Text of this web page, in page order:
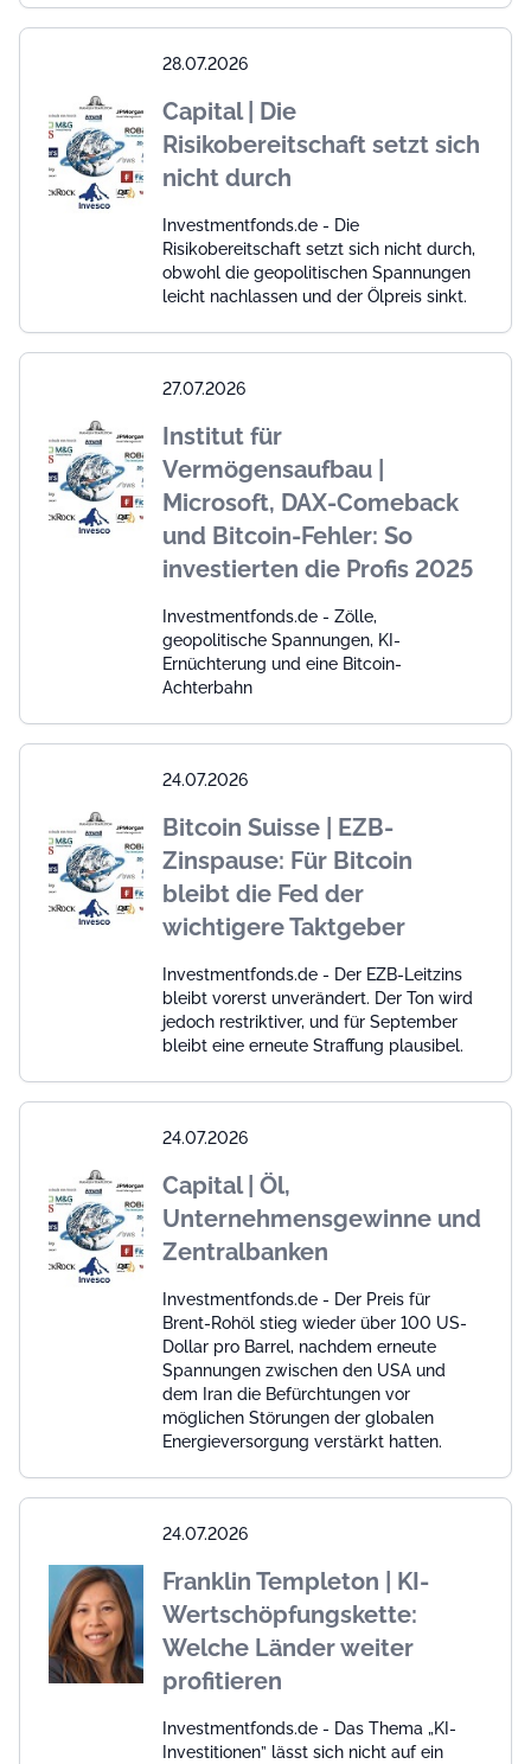
28.07.2026
Capital | Die
Risikobereitschaft setzt sich
nicht durch
Investmentfonds.de - Die
Risikobereitschaft setzt sich nicht durch,
obwohl die geopolitischen Spannungen
leicht nachlassen und der Ölpreis sinkt.
27.07.2026
Institut für
Vermögensaufbau |
Microsoft, DAX-Comeback
und Bitcoin-Fehler: So
investierten die Profis 2025
Investmentfonds.de - Zölle,
geopolitische Spannungen, KI-
Ernüchterung und eine Bitcoin-
Achterbahn
24.07.2026
Bitcoin Suisse | EZB-
Zinspause: Für Bitcoin
bleibt die Fed der
wichtigere Taktgeber
Investmentfonds.de - Der EZB-Leitzins
bleibt vorerst unverändert. Der Ton wird
jedoch restriktiver, und für September
bleibt eine erneute Straffung plausibel.
24.07.2026
Capital | Öl,
Unternehmensgewinne und
Zentralbanken
Investmentfonds.de - Der Preis für
Brent-Rohöl stieg wieder über 100 US-
Dollar pro Barrel, nachdem erneute
Spannungen zwischen den USA und
dem Iran die Befürchtungen vor
möglichen Störungen der globalen
Energieversorgung verstärkt hatten.
24.07.2026
Franklin Templeton | KI-
Wertschöpfungskette:
Welche Länder weiter
profitieren
Investmentfonds.de - Das Thema „KI-
Investitionen” lässt sich nicht auf ein